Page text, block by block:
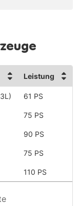
Leistung
61 PS
75 PS
90 PS
75 PS
110 PS